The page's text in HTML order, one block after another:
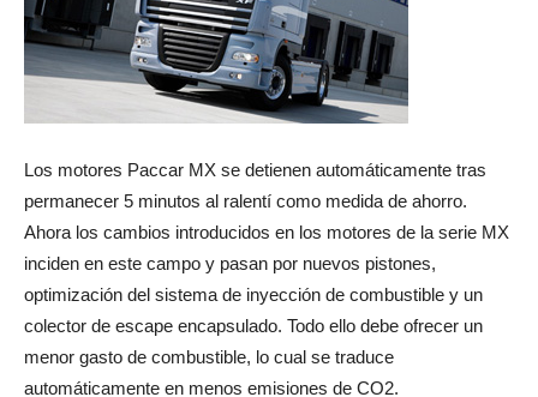
Los motores Paccar MX se detienen automáticamente tras
permanecer 5 minutos al ralentí como medida de ahorro.
Ahora los cambios introducidos en los motores de la serie MX
inciden en este campo y pasan por nuevos pistones,
optimización del sistema de inyección de combustible y un
colector de escape encapsulado. Todo ello debe ofrecer un
menor gasto de combustible, lo cual se traduce
automáticamente en menos emisiones de CO2.